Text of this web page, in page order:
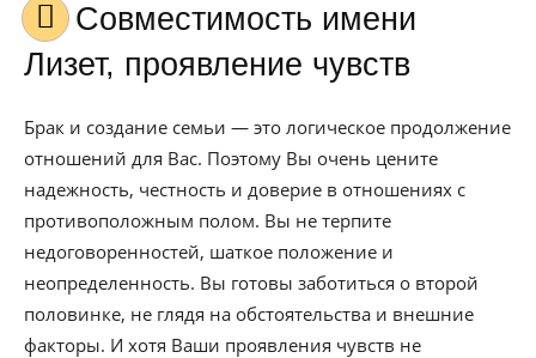
Совместимость имени
Лизет, проявление чувств
Брак и создание семьи — это логическое продолжение
отношений для Вас. Поэтому Вы очень цените
надежность, честность и доверие в отношениях с
противоположным полом. Вы не терпите
недоговоренностей, шаткое положение и
неопределенность. Вы готовы заботиться о второй
половинке, не глядя на обстоятельства и внешние
факторы. И хотя Ваши проявления чувств не